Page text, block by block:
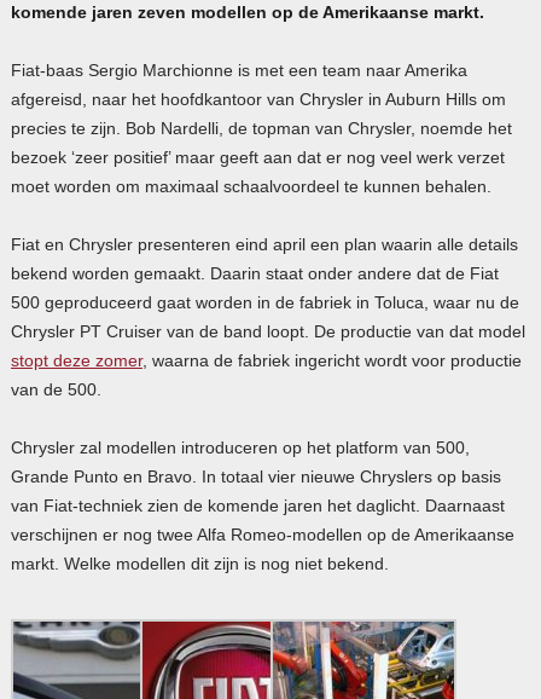
komende jaren zeven modellen op de Amerikaanse markt.
Fiat-baas Sergio Marchionne is met een team naar Amerika
afgereisd, naar het hoofdkantoor van Chrysler in Auburn Hills om
precies te zijn. Bob Nardelli, de topman van Chrysler, noemde het
bezoek ‘zeer positief’ maar geeft aan dat er nog veel werk verzet
moet worden om maximaal schaalvoordeel te kunnen behalen.
Fiat en Chrysler presenteren eind april een plan waarin alle details
bekend worden gemaakt. Daarin staat onder andere dat de Fiat
500 geproduceerd gaat worden in de fabriek in Toluca, waar nu de
Chrysler PT Cruiser van de band loopt. De productie van dat model
stopt deze zomer, waarna de fabriek ingericht wordt voor productie
van de 500.
Chrysler zal modellen introduceren op het platform van 500,
Grande Punto en Bravo. In totaal vier nieuwe Chryslers op basis
van Fiat-techniek zien de komende jaren het daglicht. Daarnaast
verschijnen er nog twee Alfa Romeo-modellen op de Amerikaanse
markt. Welke modellen dit zijn is nog niet bekend.